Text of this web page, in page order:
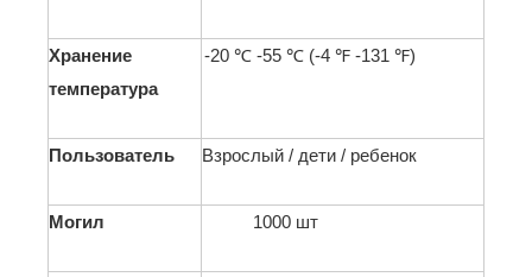
Хранение
температура
-20 ℃ -55 ℃ (-4 ℉ -131 ℉)
Пользователь Взрослый / дети / ребенок
Могил 1000 шт